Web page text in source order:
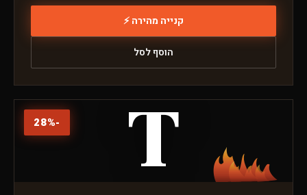
קנייה מהירה ⚡
הוסף לסל
-
28% T